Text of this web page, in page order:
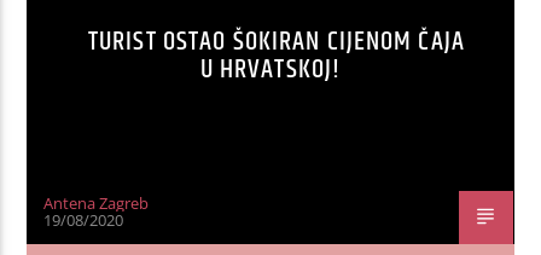
TURIST OSTAO ŠOKIRAN CIJENOM ČAJA
U HRVATSKOJ!
Antena Zagreb
19/08/2020